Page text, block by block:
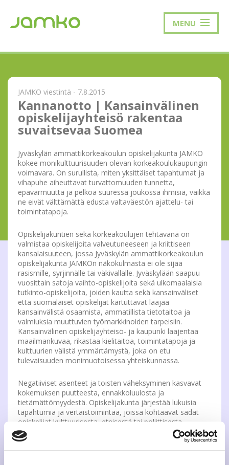
MENU
JAMKO viestintä - 7.8.2015
Kannanotto | Kansainvälinen
opiskelijayhteisö rakentaa
suvaitsevaa Suomea
Jyväskylän ammattikorkeakoulun opiskelijakunta JAMKO
kokee monikulttuurisuuden olevan korkeakoulukaupungin
voimavara. On surullista, miten yksittäiset tapahtumat ja
vihapuhe aiheuttavat turvattomuuden tunnetta,
epävarmuutta ja pelkoa suuressa joukossa ihmisiä, vaikka
ne eivät välttämättä edusta valtaväestön ajattelu- tai
toimintatapoja.
Opiskelijakuntien sekä korkeakoulujen tehtävänä on
valmistaa opiskelijoita valveutuneeseen ja kriittiseen
kansalaisuuteen, jossa Jyväskylän ammattikorkeakoulun
opiskelijakunta JAMKOn näkökulmasta ei ole sijaa
rasismille, syrjinnälle tai väkivallalle. Jyväskylään saapuu
vuosittain satoja vaihto-opiskelijoita sekä ulkomaalaisia
tutkinto-opiskelijoita, joiden kautta sekä kansainväliset
että suomalaiset opiskelijat kartuttavat laajaa
kansainvälistä osaamista, ammatillista tietotaitoa ja
valmiuksia muuttuvien työmarkkinoiden tarpeisiin.
Kansainvälinen opiskelijayhteisö- ja kaupunki laajentaa
maailmankuvaa, rikastaa kielitaitoa, toimintatapoja ja
kulttuurien välistä ymmärtämystä, joka on etu
tulevaisuuden monimuotoisessa yhteiskunnassa.
Negatiiviset asenteet ja toisten väheksyminen kasvavat
kokemuksen puutteesta, ennakkoluulosta ja
tietämättömyydestä. Opiskelijakunta järjestää lukuisia
tapahtumia ja vertaistoimintaa, joissa kohtaavat sadat
opiskelijat kulttuurisesta, etnisestä tai poliittisesta
taustasta riippumatta. “Kenenkään ei tule pelätä omiin
taustoihinsa tai vakaumuksiinsa liittyvää henkistä tai
fyysistä väkivaltaa tapahtumissamme,